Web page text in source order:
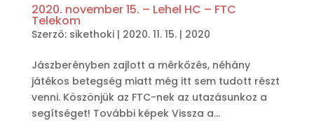
2020. november 15. – Lehel HC – FTC
Telekom
Szerző: sikethoki| 2020. 11. 15.| 2020
Jászberényben zajlott a mérkőzés, néhány
játékos betegség miatt még itt sem tudott részt
venni. Köszönjük az FTC-nek az utazásunkoz a
segítséget! További képek Vissza a...